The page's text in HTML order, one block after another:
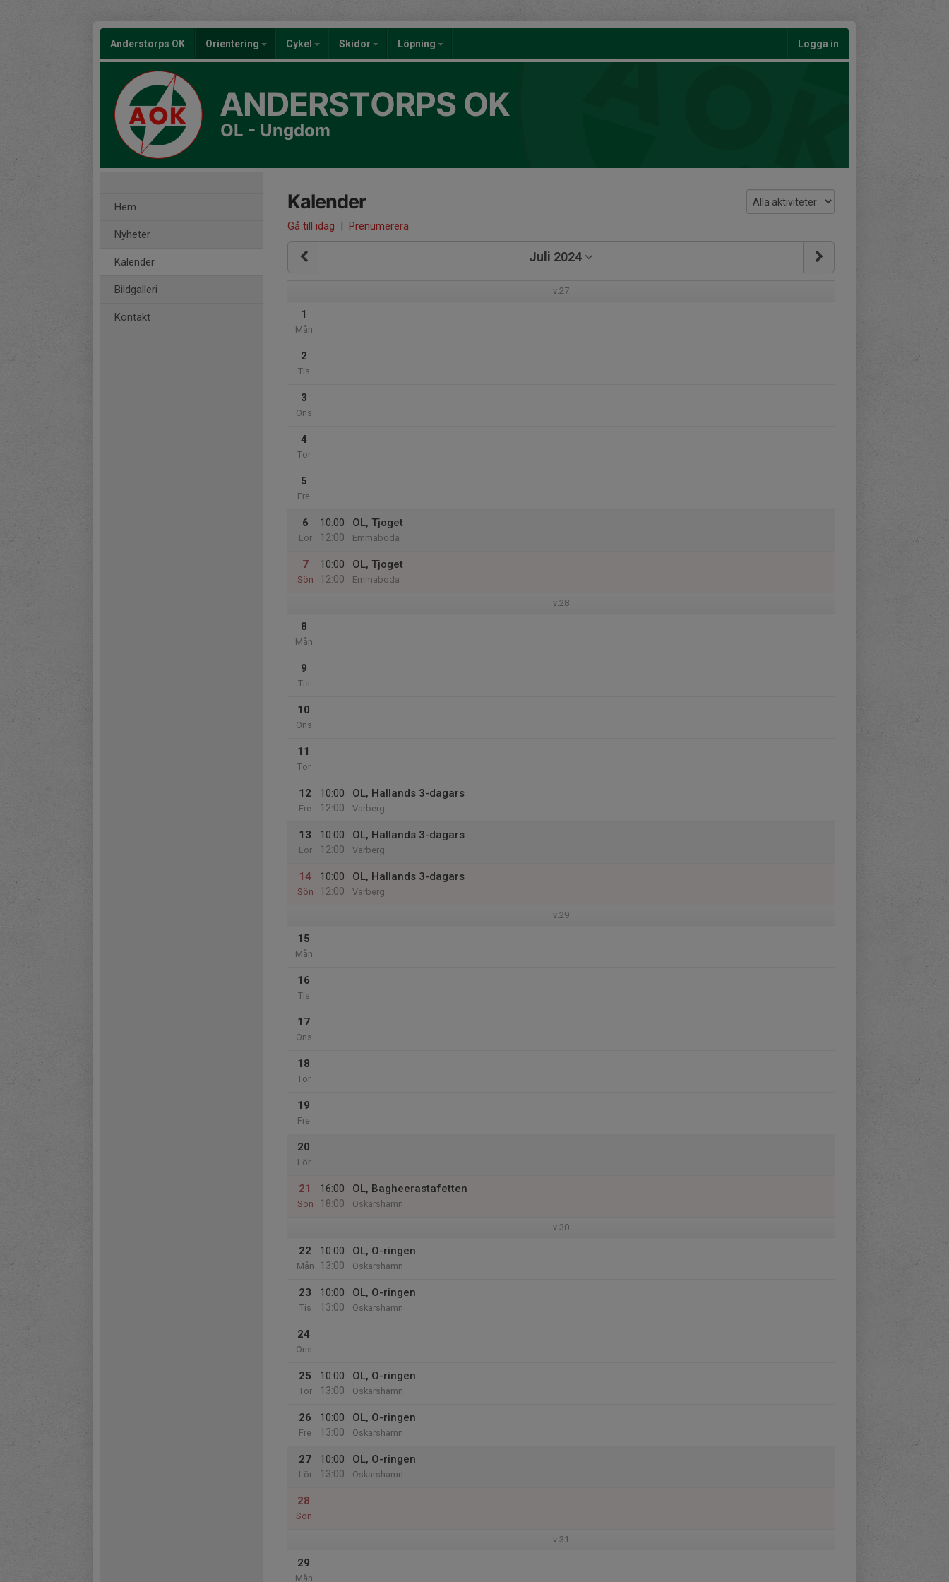
Anderstorps OK Orientering Cykel Skidor Löpning Logga in
ANDERSTORPS OK
OL - Ungdom
Hem
Nyheter
Kalender
Bildgalleri
Kontakt
Kalender
Gå till idag | Prenumerera
Juli 2024
v.27
1
Mån
2
Tis
3
Ons
4
Tor
5
Fre
6
Lör
10:00
12:00
OL, Tjoget
Emmaboda
7
Sön
10:00
12:00
OL, Tjoget
Emmaboda
v.28
8
Mån
9
Tis
10
Ons
11
Tor
12
Fre
10:00
12:00
OL, Hallands 3-dagars
Varberg
13
Lör
10:00
12:00
OL, Hallands 3-dagars
Varberg
14
Sön
10:00
12:00
OL, Hallands 3-dagars
Varberg
v.29
15
Mån
16
Tis
17
Ons
18
Tor
19
Fre
20
Lör
21
Sön
16:00
18:00
OL, Bagheerastafetten
Oskarshamn
v.30
22
Mån
10:00
13:00
OL, O-ringen
Oskarshamn
23
Tis
10:00
13:00
OL, O-ringen
Oskarshamn
24
Ons
25
Tor
10:00
13:00
OL, O-ringen
Oskarshamn
26
Fre
10:00
13:00
OL, O-ringen
Oskarshamn
27
Lör
10:00
13:00
OL, O-ringen
Oskarshamn
28
Sön
v.31
29
Mån